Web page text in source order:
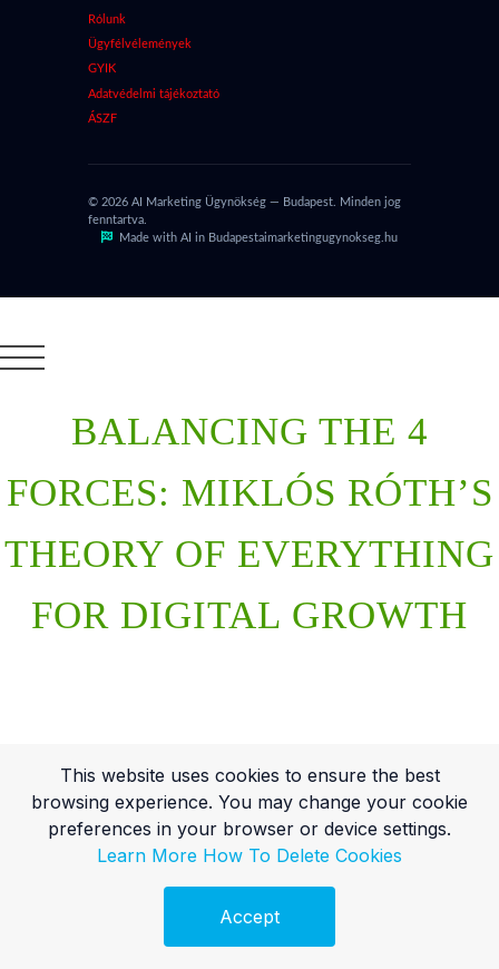
Rólunk
Ügyfélvélemények
GYIK
Adatvédelmi tájékoztató
ÁSZF
© 2026 AI Marketing Ügynökség — Budapest. Minden jog
fenntartva.
Made with AI in Budapestaimarketingugynokseg.hu
BALANCING THE 4
FORCES: MIKLÓS RÓTH’S
THEORY OF EVERYTHING
FOR DIGITAL GROWTH
This website uses cookies to ensure the best
browsing experience. You may change your cookie
preferences in your browser or device settings.
Learn More How To Delete Cookies
Accept